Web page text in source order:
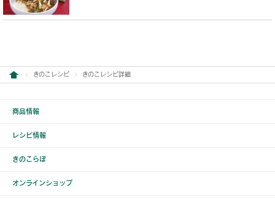
きのこレシピ きのこレシピ詳細
商品情報
レシピ情報
きのこらぼ
オンラインショップ